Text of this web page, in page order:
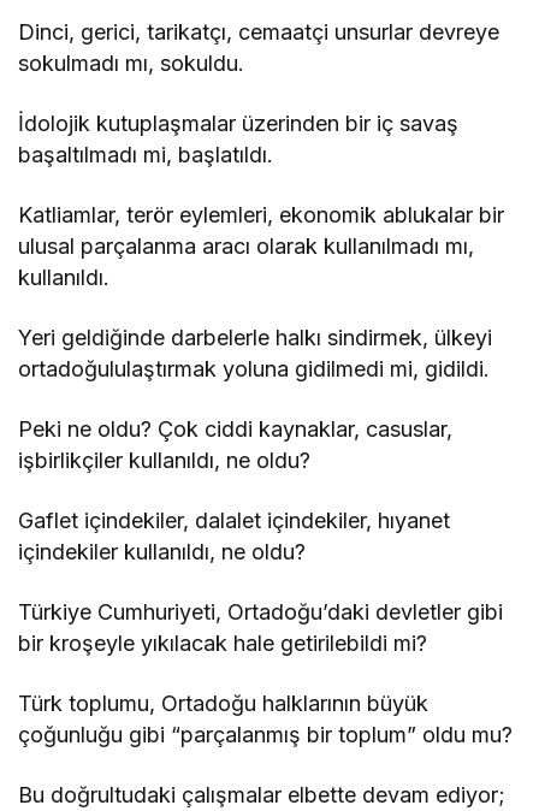
Dinci, gerici, tarikatçı, cemaatçi unsurlar devreye
sokulmadı mı, sokuldu.
İdolojik kutuplaşmalar üzerinden bir iç savaş
başaltılmadı mi, başlatıldı.
Katliamlar, terör eylemleri, ekonomik ablukalar bir
ulusal parçalanma aracı olarak kullanılmadı mı,
kullanıldı.
Yeri geldiğinde darbelerle halkı sindirmek, ülkeyi
ortadoğululaştırmak yoluna gidilmedi mi, gidildi.
Peki ne oldu? Çok ciddi kaynaklar, casuslar,
işbirlikçiler kullanıldı, ne oldu?
Gaflet içindekiler, dalalet içindekiler, hıyanet
içindekiler kullanıldı, ne oldu?
Türkiye Cumhuriyeti, Ortadoğu’daki devletler gibi
bir kroşeyle yıkılacak hale getirilebildi mi?
Türk toplumu, Ortadoğu halklarının büyük
çoğunluğu gibi “parçalanmış bir toplum” oldu mu?
Bu doğrultudaki çalışmalar elbette devam ediyor;